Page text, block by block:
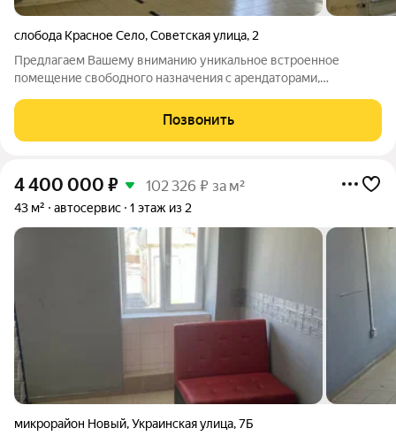
слобода Красное Село,Советская улица, 2
Предлагаем Вашему вниманию уникальное встроенное
помещение свободного назначения с арендаторами,
Советская, 2. Это помещение площадью 209 квадратных
метров на первом этаже жилого дома идеально
Позвонить
4 400 000 ₽ 102 326 ₽ за м²
43 м² автосервис 1 этаж из 2
микрорайон Новый,Украинская улица,7Б